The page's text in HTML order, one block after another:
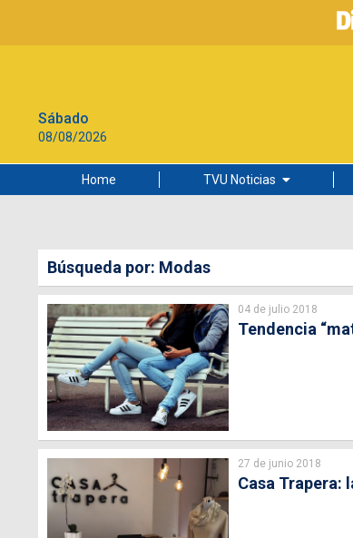
Sábado
08/08/2026
Home TVU Noticias
Ciudad
Universidad de Concepción
Búsqueda por: Modas
04 de julio 2018
Tendencia
27 de junio 2018
Casa Trapera: